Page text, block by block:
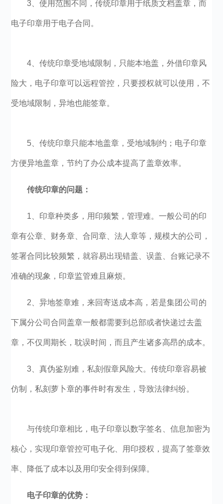
3、使用范围不同，传统印章用于纸质文档盖章，而
电子印章用于电子合同。
4、传统印章受地域限制，只能本地盖，外借印章风
险大，电子印章可以远程管控，只要授权就可以使用，不
受地域限制，异地也能签章。
5、传统印章只能本地盖章，受地域制约；电子印章
方便异地盖章，节约了办公成本提高了盖章效率。
传统印章的问题：
1、印章种类多，用印频繁，管理难。一般公司的印
章有公章、财务章、合同章、法人章等，规模大的公司，
签署合同比较频繁，就容易出现错盖、误盖、台账记录不
准确的现象，印章监管难且麻烦。
2、异地签章难，来回寄送成本高，若是集团公司的
下属分公司合同盖章一般都需要到总部或者快递过去盖
章，不仅周期长，耽误时间，而且产生诸多高昂的成本。
3、真伪鉴别难，私刻假章风险大。传统印章容易被
仿制，私刻萝卜章的事件时有发生，导致法律纠纷。
与传统印章相比，电子印章以数字签名、信息加密为
核心，实现印章管控可电子化、用印授权，提高了签章效
率、降低了成本以及用印安全得到保障。
电子印章的优势：